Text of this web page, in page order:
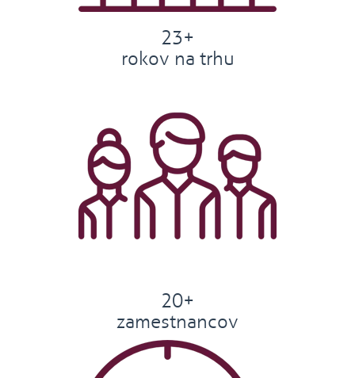
23+
rokov na trhu
20+
zamestnancov